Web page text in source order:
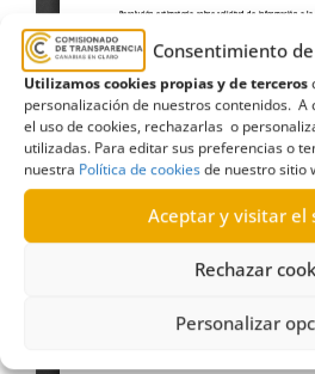
Consentimiento
Utilizamos cookies propias y de terceros
personalización de nuestros contenidos. A
el uso de cookies, rechazarlas o
utilizadas. Para editar sus preferencias o
nuestra Política de cookiesde nuestro sitio
Aceptar y visitar el
Rechazar
Personalizar